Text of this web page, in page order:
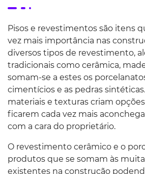
Pisos e revestimentos são itens
vez mais importância nas
diversos tipos de revestimento,
tradicionais como cerâmica,
somam-se a estes os
cimentícios e as pedras
materiais e texturas criam opções
ficarem cada vez mais
com a cara do proprietário.
O revestimento cerâmico e o
produtos que se somam às
existentes na construção